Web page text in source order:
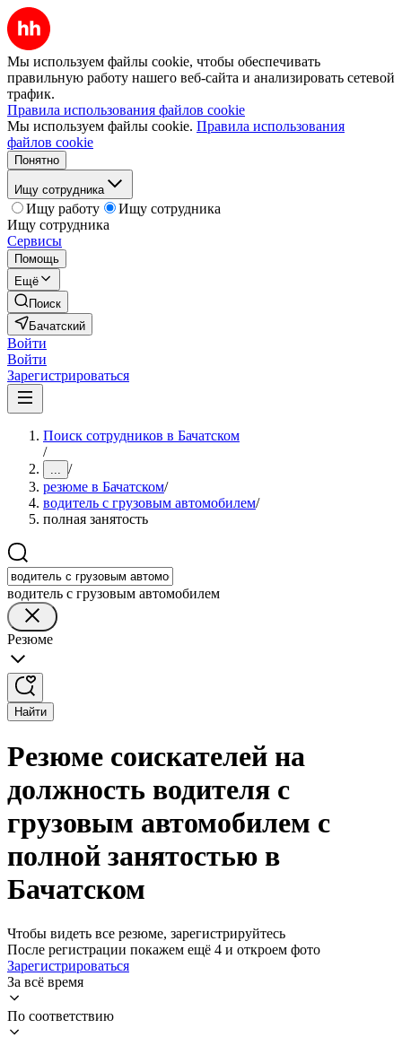
Мы используем файлы cookie, чтобы обеспечивать
правильную работу нашего веб-сайта и анализировать сетевой
трафик.
Правила использования файлов cookie
Мы используем файлы cookie. Правила использования
файлов cookie
Понятно
Ищу сотрудника
Ищу работу
Ищу сотрудника
Ищу сотрудника
Сервисы
Помощь
Ещё
Поиск
Бачатский
Войти
Войти
Зарегистрироваться
Поиск сотрудников в Бачатском
/
... /
резюме в Бачатском/
водитель с грузовым автомобилем/
полная занятость
водитель с грузовым автомобилем
Резюме
Найти
Резюме соискателей на
должность водителя с
грузовым автомобилем с
полной занятостью в
Бачатском
Чтобы видеть все резюме, зарегистрируйтесь
После регистрации покажем ещё 4 и откроем фото
Зарегистрироваться
За всё время
По соответствию